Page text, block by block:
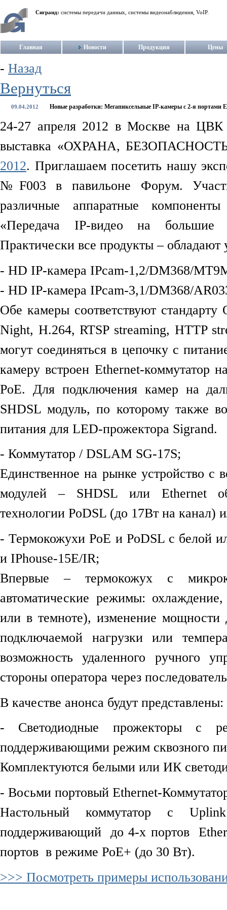
Сигранд: системы передачи данных, системы видеонаблюдения, VoIP.
Главная Новости Продукция Цены
- Назад
Вернуться
09.04.2012 Новые разработки: Мегапиксельные IP-камеры с 2-я портами
24-27 апреля 2012 в Москве на ЦВК
выставка «ОХРАНА,
2012. Приглашаем посетить нашу
№F003 в павильоне Форум.
различные аппаратные
«Передача IP-видео на большие
Практически все продукты –
- HD IP-камера IPcam-1,2/DM368/
- HD IP-камера IPcam-3,1/DM368/
Обе камеры соответствуют
Night, H.264, RTSP streaming, HTTP
могут соединяться в цепочку с
камеру встроен Ethernet-коммутатор
PoE. Для подключения камер на
SHDSL модуль, по которому также
питания для LED-прожектора Sigrand.
- Коммутатор / DSLAM SG-17S;
Единственное на рынке устройство с
модулей – SHDSL или Ethernet
технологии PoDSL (до 17Вт на канал)
- Термокожухи PoE и PoDSL с белой
и IPhouse-15E/IR;
Впервые – термокожух с
автоматические режимы:
или в темноте), изменение мощности
подключаемой нагрузки или
возможность удаленного ручного
стороны оператора через
В качестве анонса будут представлены:
- Светодиодные прожекторы с
поддерживающими режим сквозного
Комплектуются белыми или ИК
- Восьми портовый Ethernet-
Настольный коммутатор с
поддерживающий до 4-х портов
портов в режиме PoE+ (до 30 Вт).
>>> Посмотреть примеры